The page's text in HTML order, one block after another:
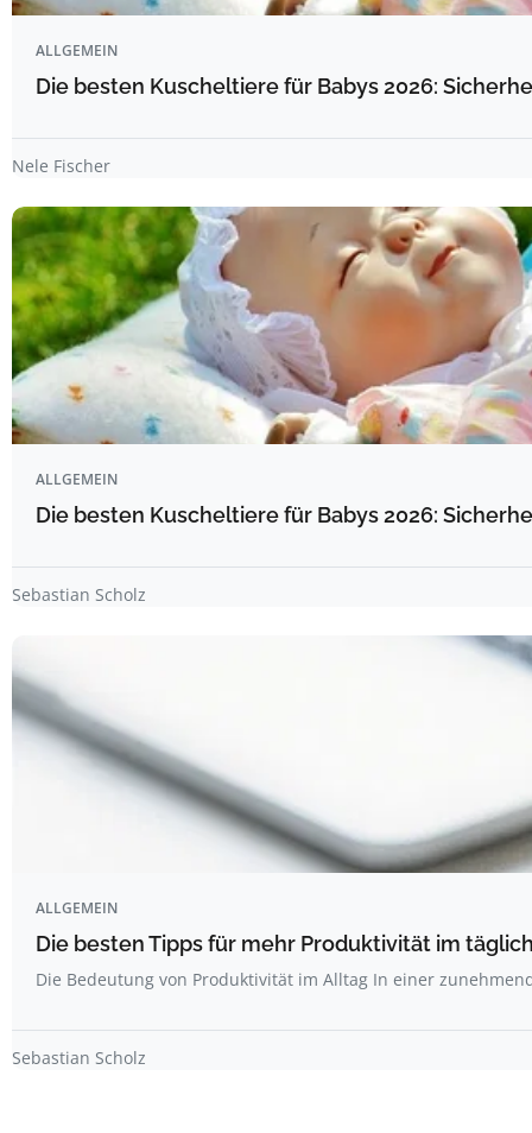
ALLGEMEIN
Die besten Kuscheltiere für Babys 2026:
Nele Fischer
ALLGEMEIN
Die besten Kuscheltiere für Babys 2026:
Sebastian Scholz
ALLGEMEIN
Die besten Tipps für mehr Produktivität im
Die Bedeutung von Produktivität im Alltag In einer
Sebastian Scholz